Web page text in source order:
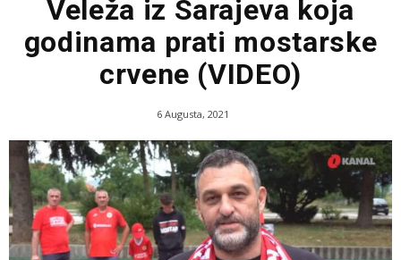
Veleža iz Sarajeva koja
godinama prati mostarske
crvene (VIDEO)
6 Augusta, 2021